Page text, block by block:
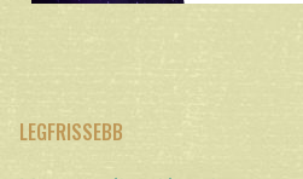
LEGFRISSEBB